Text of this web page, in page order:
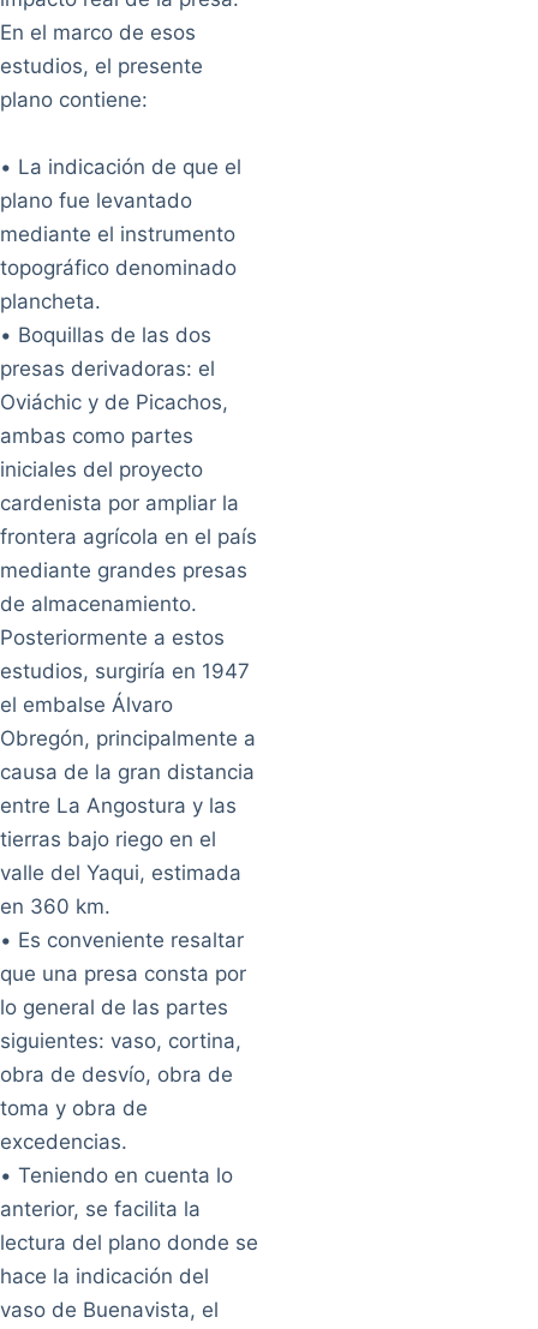
En el marco de esos
estudios, el presente
plano contiene:
• La indicación de que el
plano fue levantado
mediante el instrumento
topográfico denominado
plancheta.
• Boquillas de las dos
presas derivadoras: el
Oviáchic y de Picachos,
ambas como partes
iniciales del proyecto
cardenista por ampliar la
frontera agrícola en el país
mediante grandes presas
de almacenamiento.
Posteriormente a estos
estudios, surgiría en 1947
el embalse Álvaro
Obregón, principalmente a
causa de la gran distancia
entre La Angostura y las
tierras bajo riego en el
valle del Yaqui, estimada
en 360 km.
• Es conveniente resaltar
que una presa consta por
lo general de las partes
siguientes: vaso, cortina,
obra de desvío, obra de
toma y obra de
excedencias.
• Teniendo en cuenta lo
anterior, se facilita la
lectura del plano donde se
hace la indicación del
vaso de Buenavista, el